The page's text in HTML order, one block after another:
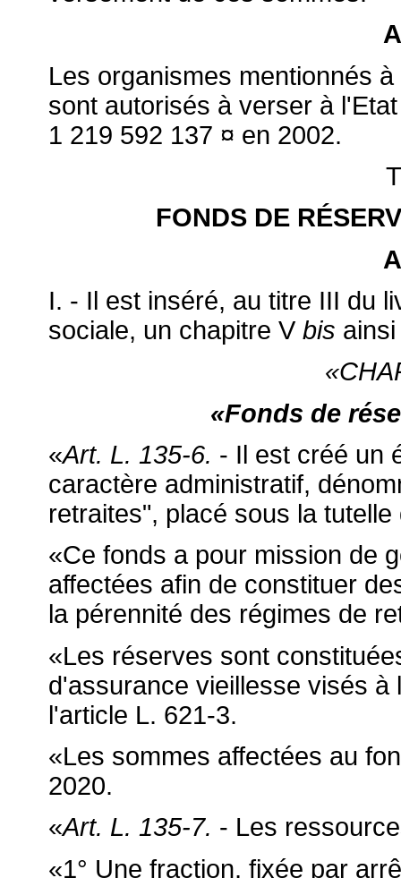
Les organismes mentionnés
sont autorisés à verser à
1 219 592 137 ¤ en 2002.
FONDS DE
I. - Il est inséré, au titre III du
sociale, un chapitre V bis
«Fonds de
«Art. L. 135-6. - Il est créé un
caractère administratif,
retraites", placé sous la tutelle
«Ce fonds a pour mission de
affectées afin de constituer
la pérennité des régimes de
«Les réserves sont
d'assurance vieillesse visés à
l'article L. 621-3.
«Les sommes affectées au
2020.
«Art. L. 135-7. - Les
«1° Une fraction, fixée par